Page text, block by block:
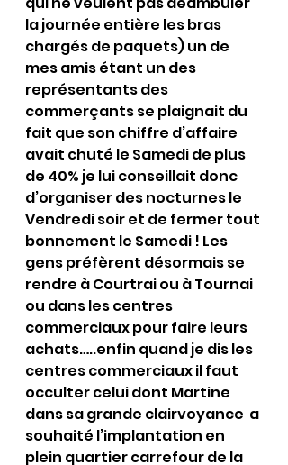
la journée entière les bras
chargés de paquets) un de
mes amis étant un des
représentants des
commerçants se plaignait du
fait que son chiffre d’affaire
avait chuté le Samedi de plus
de 40% je lui conseillait donc
d’organiser des nocturnes le
Vendredi soir et de fermer tout
bonnement le Samedi ! Les
gens préfèrent désormais se
rendre à Courtrai ou à Tournai
ou dans les centres
commerciaux pour faire leurs
achats…..enfin quand je dis les
centres commerciaux il faut
occulter celui dont Martine
dans sa grande clairvoyance  a
souhaité l’implantation en
plein quartier carrefour de la